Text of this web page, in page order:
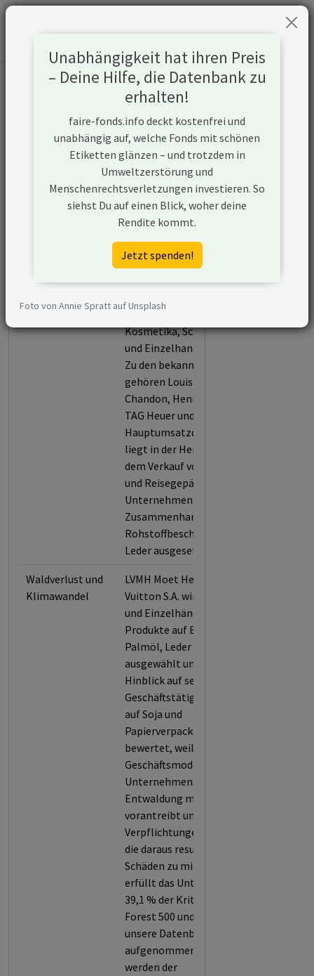
Informationen zum Unternehmen
LVMH Moet Hennessy  Louis
Vuitton
https://www.lvmh.com/
Konflikte
Kurzbeschreibung
LVMH ist eine französische
Unternehmensgruppe im
Luxusgüterbereich, dessen
Spirituosen, Parfums,
Kosmetika, Schmuck, Mode
und Einzelhandel umfassen.
Zu den bekannten Marken
gehören Louis Vuitton, Moët &
Chandon, Hennessy, Givenchy,
TAG Heuer und Dior. Die
Hauptumsatzquelle von LVMH
liegt in der Herstellung und
dem Verkauf von Bekleidung
und Reisegepäck, wodurch das
Unternehmen dem Risiko im
Zusammenhang mit der
Rohstoffbeschaffung von
Leder ausgesetzt ist.
Waldverlust und
Klimawandel
LVMH Moet Hennessy Louis
Vuitton S.A. wird als Hersteller
und Einzelhändler für
Produkte auf Basis von
Palmöl, Leder und Gummi
ausgewählt und zudem in
Hinblick auf seine
Geschäftstätigkeiten in Bezug
auf Soja und
Papierverpackungen
bewertet, weil das
Geschäftsmodell des
Unternehmens die
Entwaldung maßgeblich
vorantreibt und es zu geringe
Verpflichtungen eingeht, um
die daraus resultierenden
Schäden zu minimieren. So
erfüllt das Unternehmen nur
39,1 % der Kriterien von
Forest 500 und wird somit in
unsere Datenbank
aufgenommen. Bewertet
werden der
Unabhängigkeit hat ihren Preis
– Deine Hilfe, die Datenbank zu
erhalten!
faire-fonds.info deckt kostenfrei und
unabhängig auf, welche Fonds mit schönen
Etiketten glänzen – und trotzdem in
Umweltzerstörung und
Menschenrechtsverletzungen investieren. So
siehst Du auf einen Blick, woher deine
Rendite kommt.
Jetzt spenden!
Foto von Annie Spratt auf Unsplash